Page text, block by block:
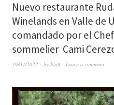
Nuevo restaurante
Winelands en Valle de
comandado por el
sommelier Cami
19/04/2022 by Staff Leave a comment